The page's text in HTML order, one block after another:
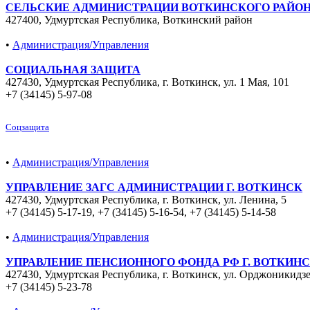
СЕЛЬСКИЕ АДМИНИСТРАЦИИ ВОТКИНСКОГО
427400, Удмуртская Республика, Воткинский район
• Администрация/Управления
СОЦИАЛЬНАЯ ЗАЩИТА
427430, Удмуртская Республика, г. Воткинск, ул. 1 Мая, 101
+7 (34145) 5-97-08
Соцзащита
• Администрация/Управления
УПРАВЛЕНИЕ ЗАГС АДМИНИСТРАЦИИ Г. ВОТКИНСК
427430, Удмуртская Республика, г. Воткинск, ул. Ленина, 5
+7 (34145) 5-17-19, +7 (34145) 5-16-54, +7 (34145) 5-14-58
• Администрация/Управления
УПРАВЛЕНИЕ ПЕНСИОННОГО ФОНДА РФ Г.
427430, Удмуртская Республика, г. Воткинск, ул.
+7 (34145) 5-23-78